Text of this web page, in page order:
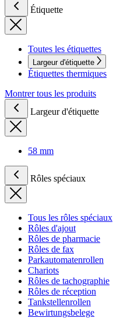
Étiquette
Toutes les étiquettes
Largeur d'étiquette
Étiquettes thermiques
Montrer tous les produits
Largeur d'étiquette
58 mm
Rôles spéciaux
Tous les rôles spéciaux
Rôles d'ajout
Rôles de pharmacie
Rôles de fax
Parkautomatenrollen
Chariots
Rôles de tachographie
Rôles de réception
Tankstellenrollen
Bewirtungsbelege